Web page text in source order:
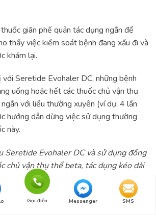
Gọi điện Messenger SMS
giãn phế quản tác dụng ngắn để
thấy việc kiểm soát bệnh đang xấu đi và
khám lại.
Seretide Evohaler DC, những bệnh
uống hoặc hết các thuốc chủ vận thụ
với liều thường xuyên (ví dụ: 4 lần
hướng dẫn dừng việc sử dụng thường
này.
Seretide Evohaler DC và sử dụng đồng
chủ vận thụ thể beta, tác dụng kéo dài
không nên được sử dụng nhiều lần hơn